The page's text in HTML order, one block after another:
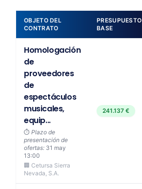
OBJETO DEL
CONTRATO
PRESUPUESTO
BASE
Homologación
de
proveedores
de
espectáculos
musicales,
equip...
⏱️ Plazo de
presentación de
ofertas: 31 may
13:00
🏢 Cetursa Sierra
Nevada, S.A.
241.137 €